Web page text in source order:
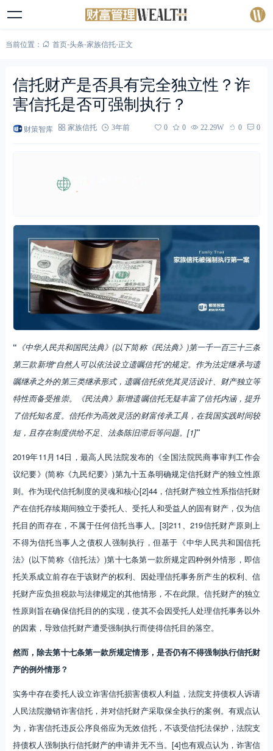
当前位置： 首页-头条-家族信托-正文
信托财产是否具有完全独立性？诈
害信托是否可强制执行？
财策智库 家族信托 3年前 0 0 22.29W 0 0
“ 《中华人民共和国民法典》(以下简称《民法典》)第一千一百三十三条
第三款新增“自然人可以依法设立遗嘱信托”的规定。作为法定继承与遗
嘱继承之外的第三类继承形式，遗嘱信托依凭其灵活设计、财产独立等
特性而备受推崇。《民法典》新增遗嘱信托无疑丰富了信托内涵，提升
了信托知名度。信托作为高效灵活的财富传承工具，在我国实践时间较
短，且存在制度供给不足、法条陈旧滞后等问题。[1]”
2019年11月14日，最高人民法院发布的《全国法院民商事审判工作会
议纪要》(简称《九民纪要》)第九十五条明确规定信托财产的独立性原
则。作为现代信托制度的灵魂和核心[2]44，信托财产独立性系指信托财
产在信托存续期间独立于委托人、受托人和受益人的固有财产，仅为信
托目的而存在，不属于任何信托当事人。[3]211、219信托财产原则上
不得为信托当事人之债权人强制执行，但基于《中华人民共和国信托
法》(以下简称《信托法》)第十七条第一款所规定四种例外情形，即信
托关系成立前存在于该财产的权利、因处理信托事务所产生的权利、信
托财产应负担税款与法律规定的其他情形，不在此限。信托财产的独立
性原则旨在确保信托目的的实现，使其不会因受托人处理信托事务以外
的因素，导致信托财产遭受强制执行而使得信托目的落空。
然而，除去第十七条第一款所规定情形，是否仍有不得强制执行信托财
产的例外情形？
实务中存在委托人设立诈害信托损害债权人利益，法院支持债权人诉请
人民法院撤销诈害信托，并对信托财产采取保全执行的案例。有观点认
为，诈害信托违反公序良俗应为无效信托，不该受信托法保护，法院支
持债权人强制执行信托财产的申请并无不当。[4]也有观点认为，诈害信